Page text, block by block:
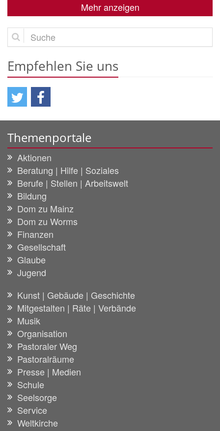
Mehr anzeigen
Suche
Empfehlen Sie uns
Themenportale
Aktionen
Beratung | Hilfe | Soziales
Berufe | Stellen | Arbeitswelt
Bildung
Dom zu Mainz
Dom zu Worms
Finanzen
Gesellschaft
Glaube
Jugend
Kunst | Gebäude | Geschichte
Mitgestalten | Räte | Verbände
Musik
Organisation
Pastoraler Weg
Pastoralräume
Presse | Medien
Schule
Seelsorge
Service
Weltkirche